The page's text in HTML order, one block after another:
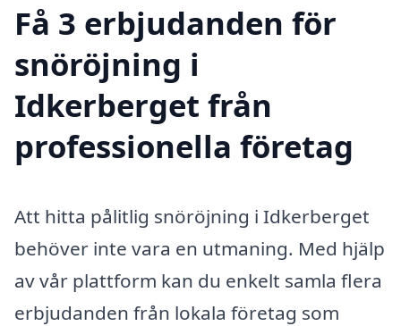
Få 3 erbjudanden för
snöröjning i
Idkerberget från
professionella företag
Att hitta pålitlig snöröjning i Idkerberget
behöver inte vara en utmaning. Med hjälp
av vår plattform kan du enkelt samla flera
erbjudanden från lokala företag som